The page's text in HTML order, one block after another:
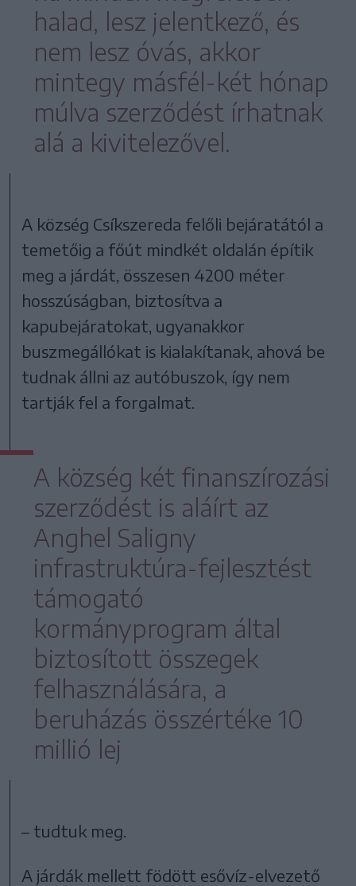
halad, lesz jelentkező, és
nem lesz óvás, akkor
mintegy másfél-két hónap
múlva szerződést írhatnak
alá a kivitelezővel.
A község Csíkszereda felőli bejáratától a
temetőig a főút mindkét oldalán építik
meg a járdát, összesen 4200 méter
hosszúságban, biztosítva a
kapubejáratokat, ugyanakkor
buszmegállókat is kialakítanak, ahová be
tudnak állni az autóbuszok, így nem
tartják fel a forgalmat.
A község két finanszírozási
szerződést is aláírt az
Anghel Saligny
infrastruktúra-fejlesztést
támogató
kormányprogram által
biztosított összegek
felhasználására, a
beruházás összértéke 10
millió lej
– tudtuk meg.
A járdák mellett födött esővíz-elvezető